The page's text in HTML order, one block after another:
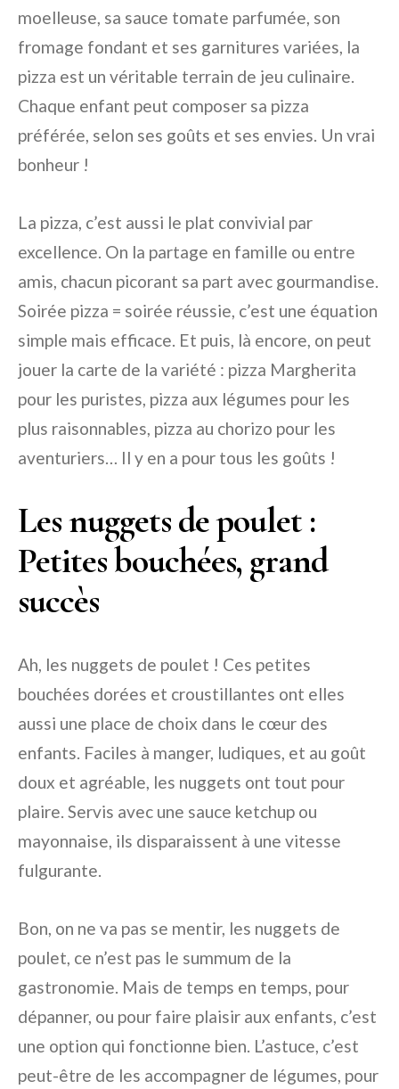
moelleuse, sa sauce tomate parfumée, son
fromage fondant et ses garnitures variées, la
pizza est un véritable terrain de jeu culinaire.
Chaque enfant peut composer sa pizza
préférée, selon ses goûts et ses envies. Un vrai
bonheur !
La pizza, c’est aussi le plat convivial par
excellence. On la partage en famille ou entre
amis, chacun picorant sa part avec gourmandise.
Soirée pizza = soirée réussie, c’est une équation
simple mais efficace. Et puis, là encore, on peut
jouer la carte de la variété : pizza Margherita
pour les puristes, pizza aux légumes pour les
plus raisonnables, pizza au chorizo pour les
aventuriers… Il y en a pour tous les goûts !
Les nuggets de poulet :
Petites bouchées, grand
succès
Ah, les nuggets de poulet ! Ces petites
bouchées dorées et croustillantes ont elles
aussi une place de choix dans le cœur des
enfants. Faciles à manger, ludiques, et au goût
doux et agréable, les nuggets ont tout pour
plaire. Servis avec une sauce ketchup ou
mayonnaise, ils disparaissent à une vitesse
fulgurante.
Bon, on ne va pas se mentir, les nuggets de
poulet, ce n’est pas le summum de la
gastronomie. Mais de temps en temps, pour
dépanner, ou pour faire plaisir aux enfants, c’est
une option qui fonctionne bien. L’astuce, c’est
peut-être de les accompagner de légumes, pour